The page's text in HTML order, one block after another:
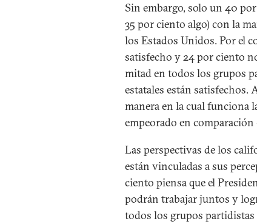
Sin embargo, solo un 40
35 por ciento algo) con la
los Estados Unidos. Por el
satisfecho y 24 por ciento
mitad en todos los grupos
estatales están satisfechos.
manera en la cual funciona
empeorado en
Las perspectivas de los
están vinculadas a sus
ciento piensa que el
podrán trabajar juntos y
todos los grupos